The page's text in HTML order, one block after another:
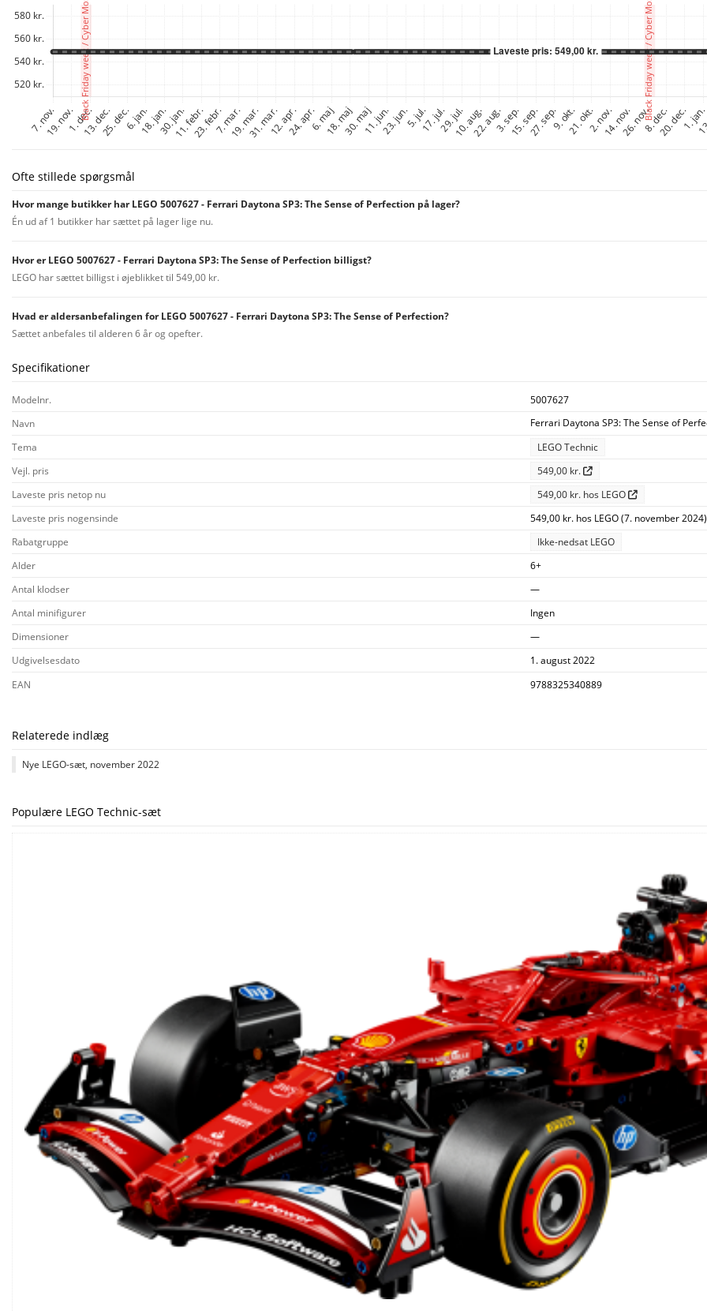
Ofte stillede spørgsmål
Hvor mange butikker har LEGO 5007627 - Ferrari Daytona SP3: The Sense of Perfection på lager?
Én ud af 1 butikker har sættet på lager lige nu.
Hvor er LEGO 5007627 - Ferrari Daytona SP3: The Sense of Perfection billigst?
LEGO har sættet billigst i øjeblikket til 549,00 kr.
Hvad er aldersanbefalingen for LEGO 5007627 - Ferrari Daytona SP3: The Sense of Perfection?
Sættet anbefales til alderen 6 år og opefter.
Specifikationer
Modelnr.
5007627
Navn
Ferrari Daytona SP3: The Sense of
Tema
LEGO Technic
Vejl. pris
549,00 kr.
Laveste pris netop nu
549,00 kr. hos LEGO
Laveste pris nogensinde
549,00 kr. hos LEGO (7. november
Rabatgruppe
Ikke-nedsat LEGO
Alder
6+
Antal klodser
—
Antal minifigurer
Ingen
Dimensioner
—
Udgivelsesdato
1. august 2022
EAN
9788325340889
Relaterede indlæg
Nye LEGO-sæt, november 2022
Populære LEGO Technic-sæt